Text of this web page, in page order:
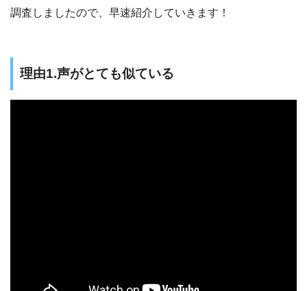
調査しましたので、早速紹介していきます！
理由1.声がとても似ている